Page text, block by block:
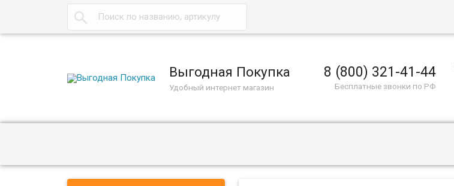

Выгодная Покупка
Удобный интернет магазин
8 (800) 321-41-44
Бесплатные звонки по РФ